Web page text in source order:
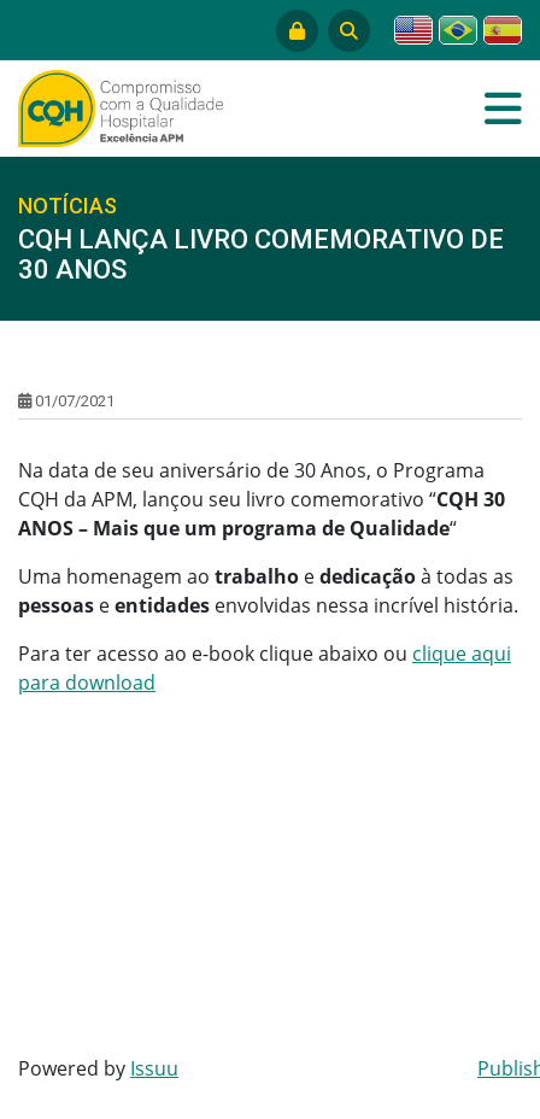
NOTÍCIAS
CQH LANÇA LIVRO COMEMORATIVO DE
30 ANOS
01/07/2021
Na data de seu aniversário de 30 Anos, o Programa
CQH da APM, lançou seu livro comemorativo “CQH 30
ANOS – Mais que um programa de Qualidade“
Uma homenagem ao trabalho ededicaçãoà todas as
pessoas eentidades envolvidas nessa incrível história.
Para ter acesso ao e-book clique abaixo ou clique aqui
para download
Powered by Issuu